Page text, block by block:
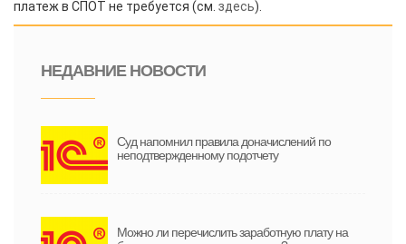
платеж в СПОТ не требуется (см. здесь).
НЕДАВНИЕ НОВОСТИ
Суд напомнил правила доначислений по
неподтвержденному подотчету
Можно ли перечислить заработную плату на